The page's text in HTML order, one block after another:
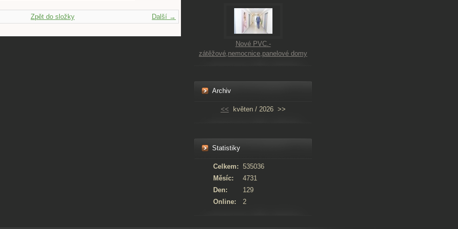
Další →
Zpět do složky
Nové PVC.-
zátěžové,nemocnice,panelové domy
Archiv
<< květen / 2026 >>
Statistiky
Online: 2
Celkem: 535036
Měsíc:
4731
Den:
129